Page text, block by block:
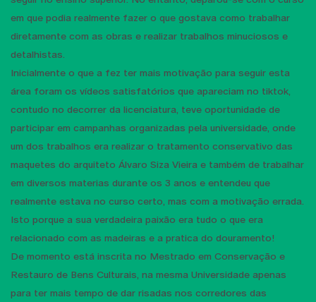
em que podia realmente fazer o que gostava como trabalhar
diretamente com as obras e realizar trabalhos minuciosos e
detalhistas.
Inicialmente o que a fez ter mais motivação para seguir esta
área foram os vídeos satisfatórios que apareciam no tiktok,
contudo no decorrer da licenciatura, teve oportunidade de
participar em campanhas organizadas pela universidade, onde
um dos trabalhos era realizar o tratamento conservativo das
maquetes do arquiteto Álvaro Siza Vieira e também de trabalhar
em diversos materias durante os 3 anos e entendeu que
realmente estava no curso certo, mas com a motivação errada.
Isto porque a sua verdadeira paixão era tudo o que era
relacionado com as madeiras e a pratica do douramento!
De momento está inscrita no Mestrado em Conservação e
Restauro de Bens Culturais, na mesma Universidade apenas
para ter mais tempo de dar risadas nos corredores das